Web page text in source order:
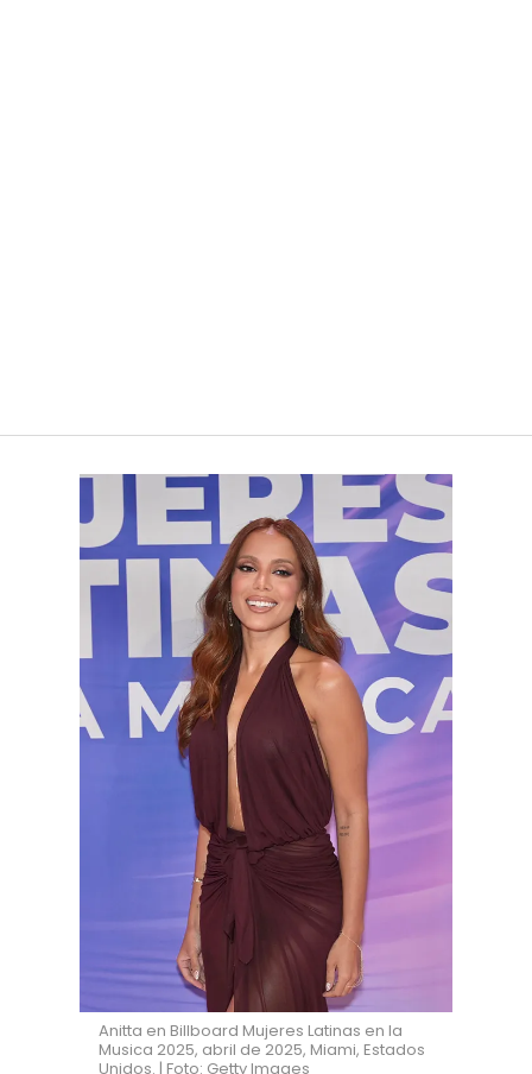
Anitta en Billboard Mujeres Latinas en la
Musica 2025, abril de 2025, Miami, Estados
Unidos. | Foto: Getty Images